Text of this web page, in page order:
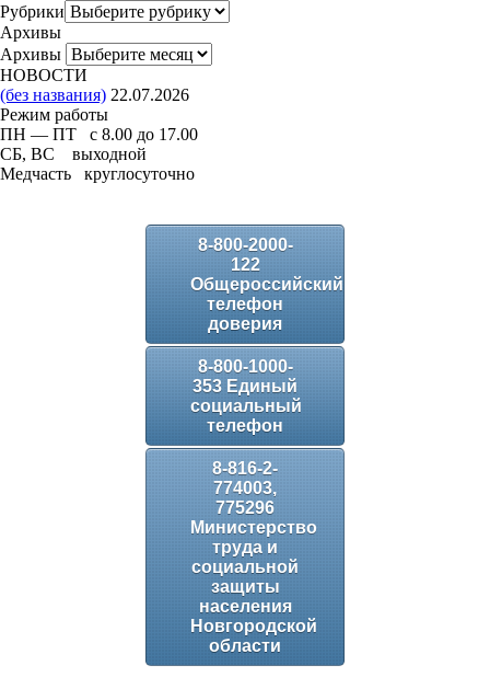
Рубрики
Архивы
Архивы
НОВОСТИ
(без названия) 22.07.2026
Режим работы
ПН — ПТ с 8.00 до 17.00
СБ, ВС выходной
Медчасть круглосуточно
8-800-2000-
122
Общероссийский
телефон
доверия
8-800-1000-
353 Единый
социальный
телефон
8-816-2-
774003,
775296
Министерство
труда и
социальной
защиты
населения
Новгородской
области